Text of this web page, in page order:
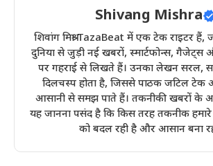
Shivang Mishra
शिवांग मिश्रा TazaBeat में एक टेक राइटर हैं,
दुनिया से जुड़ी नई खबरों, स्मार्टफोन्स, गैजेट्स
पर गहराई से लिखते हैं। उनका लेखन सरल,
दिलचस्प होता है, जिससे पाठक जटिल टेक
आसानी से समझ पाते हैं। तकनीकी खबरों के
यह जानना पसंद है कि किस तरह तकनीक हमारे
को बदल रही है और आसान बना